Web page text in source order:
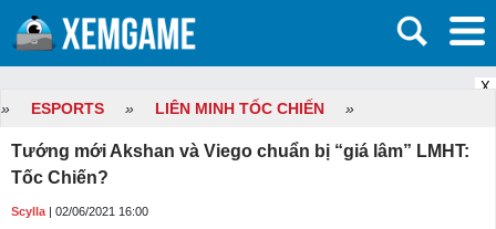
X
» ESPORTS » LIÊN MINH TỐC CHIẾN »
Tướng mới Akshan và Viego chuẩn bị “giá lâm” LMHT:
Tốc Chiến?
Scylla | 02/06/2021 16:00